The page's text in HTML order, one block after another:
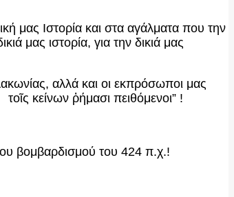
μας Ιστορία και στα αγάλματα που την
μας ιστορία, για την δικιά μας
αλλά και οι εκπρόσωποι μας
κείνων ῥήμασι πειθόμενοι” !
βομβαρδισμού του 424 π.χ.!